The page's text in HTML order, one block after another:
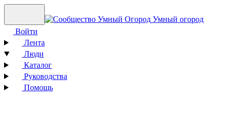
Умный огород
Войти
Лента
Люди
Каталог
Руководства
Помощь